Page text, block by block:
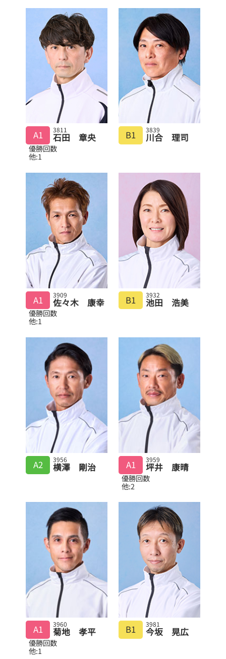
A1 3811
石田 章央
優勝回数
他:1
B1 3839
川合 理司
A1 3909
佐々木 康幸
優勝回数
他:1
B1 3932
池田 浩美
A2 3956
横澤 剛治 A1 3959
坪井 康晴
優勝回数
他:2
A1 3960
菊地 孝平
優勝回数
他:1
B1 3981
今坂 晃広